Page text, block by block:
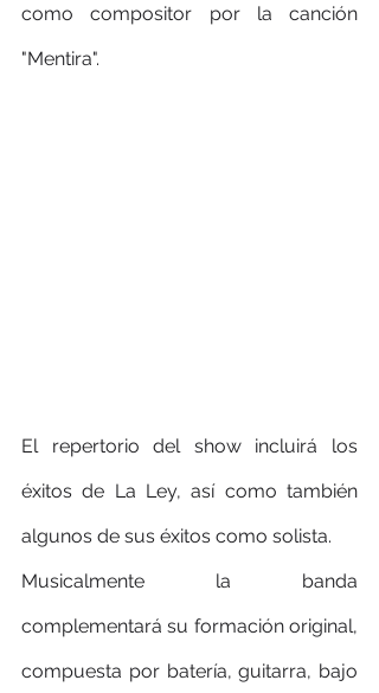
como compositor por la canción
"Mentira".
El repertorio del show incluirá los
éxitos de La Ley, así como también
algunos de sus éxitos como solista.
Musicalmente la banda
complementará su formación original,
compuesta por batería, guitarra, bajo